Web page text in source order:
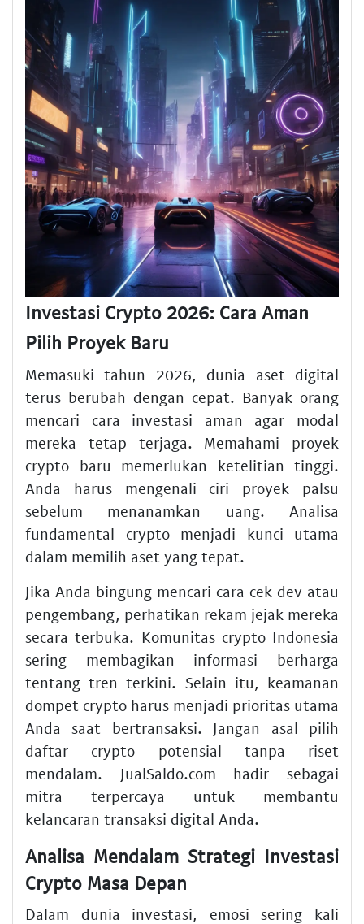
Investasi Crypto 2026: Cara Aman
Pilih Proyek Baru
Memasuki tahun 2026, dunia aset digital
terus berubah dengan cepat. Banyak orang
mencari cara investasi aman agar modal
mereka tetap terjaga. Memahami proyek
crypto baru memerlukan ketelitian tinggi.
Anda harus mengenali ciri proyek palsu
sebelum menanamkan uang. Analisa
fundamental crypto menjadi kunci utama
dalam memilih aset yang tepat.
Jika Anda bingung mencari cara cek dev atau
pengembang, perhatikan rekam jejak mereka
secara terbuka. Komunitas crypto Indonesia
sering membagikan informasi berharga
tentang tren terkini. Selain itu, keamanan
dompet crypto harus menjadi prioritas utama
Anda saat bertransaksi. Jangan asal pilih
daftar crypto potensial tanpa riset
mendalam. JualSaldo.com hadir sebagai
mitra terpercaya untuk membantu
kelancaran transaksi digital Anda.
Analisa Mendalam Strategi Investasi
Crypto Masa Depan
Dalam dunia investasi, emosi sering kali